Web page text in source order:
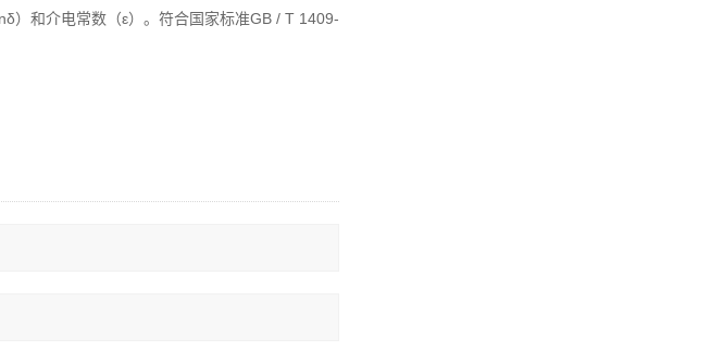
）和介电常数（ε）。符合国家标准GB / T 1409-